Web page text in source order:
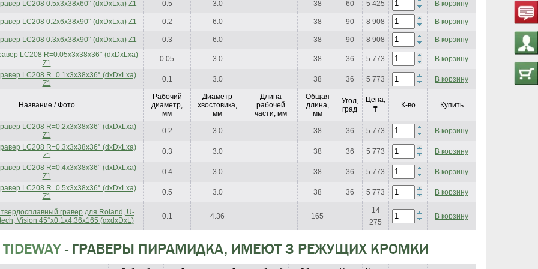
LC208 0.5x3x38x60° (dxDxLxa) Z1 0.5 3.0 38 60 5 425 В корзину
LC208 0.2x6x38x90° (dxDxLxa) Z1 0.2 6.0 38 90 8 908 В корзину
LC208 0.3x6x38x90° (dxDxLxa) Z1 0.3 6.0 38 90 8 908
В корзину
LC208 R=0.05x3x38x36° (dxDxLxa)
Z1
0.05 3.0 38 36 5 773
В корзину
LC208 R=0.1x3x38x36° (dxDxLxa)
Z1
0.1 3.0 38 36 5 773 В корзину
Название / Фото
Рабочий
диаметр,
мм
Диаметр
хвостовика,
мм
Длина
рабочей
части, мм
Общая
длина,
мм
Угол,
град
Цена,
₸
К-во Купить
LC208 R=0.2x3x38x36° (dxDxLxa)
Z1
0.2 3.0 38 36 5 773
В корзину
LC208 R=0.3x3x38x36° (dxDxLxa)
Z1
0.3 3.0 38 36 5 773
В корзину
LC208 R=0.4x3x38x36° (dxDxLxa)
Z1
0.4 3.0 38 36 5 773
В корзину
LC208 R=0.5x3x38x36° (dxDxLxa)
Z1
0.5 3.0 38 36 5 773 В корзину
гравер для Roland, U-
Vision 45°x0.1x4.36x165 (αxdxDxL)
0.1 4.36 165
14
275
В корзину
- ГРАВЕРЫ ПИРАМИДКА, ИМЕЮТ 3 РЕЖУЩИХ КРОМКИ